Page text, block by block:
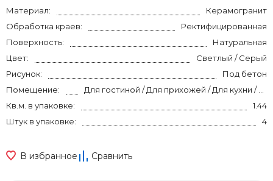
Материал:
Керамогранит
Обработка краев:
Ректифицированная
Поверхность:
Натуральная
Цвет:
Светлый / Серый
Рисунок:
Под бетон
Помещение:
Кв.м. в упаковке:
1.44
Штук в упаковке:
4
В избранное Сравнить